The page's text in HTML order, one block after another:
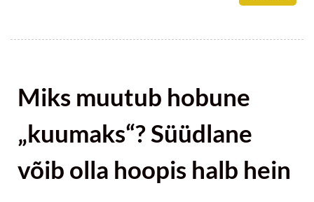
Miks muutub hobune
„kuumaks“? Süüdlane
võib olla hoopis halb hein